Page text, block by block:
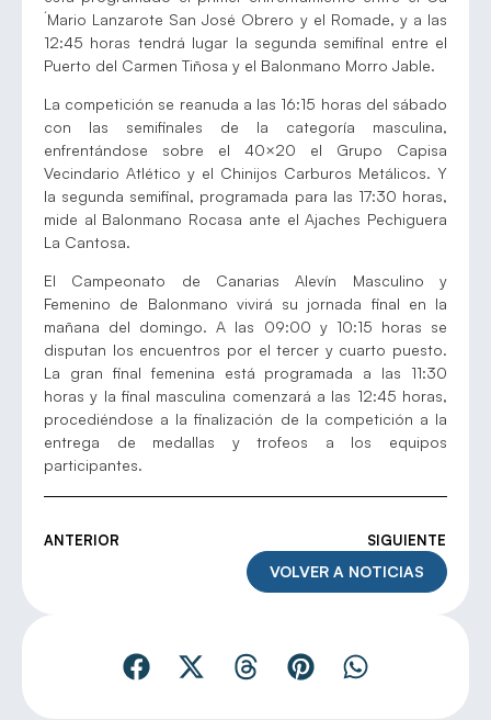
´Mario Lanzarote San José Obrero y el Romade, y a las
12:45 horas tendrá lugar la segunda semifinal entre el
Puerto del Carmen Tiñosa y el Balonmano Morro Jable.
La competición se reanuda a las 16:15 horas del sábado
con las semifinales de la categoría masculina,
enfrentándose sobre el 40×20 el Grupo Capisa
Vecindario Atlético y el Chinijos Carburos Metálicos. Y
la segunda semifinal, programada para las 17:30 horas,
mide al Balonmano Rocasa ante el Ajaches Pechiguera
La Cantosa.
El Campeonato de Canarias Alevín Masculino y
Femenino de Balonmano vivirá su jornada final en la
mañana del domingo. A las 09:00 y 10:15 horas se
disputan los encuentros por el tercer y cuarto puesto.
La gran final femenina está programada a las 11:30
horas y la final masculina comenzará a las 12:45 horas,
procediéndose a la finalización de la competición a la
entrega de medallas y trofeos a los equipos
participantes.
ANTERIOR SIGUIENTE
VOLVER A NOTICIAS